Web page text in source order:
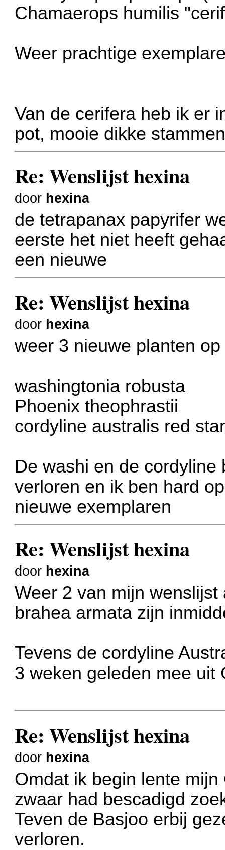
Chamaerops humilis
Weer prachtige
Van de cerifera heb ik er
pot, mooie dikke
Re: Wenslijst hexina
door hexina
de tetrapanax papyrifer
eerste het niet heeft
een nieuwe
Re: Wenslijst hexina
door hexina
weer 3 nieuwe planten
washingtonia robusta
Phoenix theophrastii
cordyline australis red
De washi en de
verloren en ik ben hard
nieuwe exemplaren
Re: Wenslijst hexina
door hexina
Weer 2 van mijn
brahea armata zijn
Tevens de cordyline
3 weken geleden mee uit
Re: Wenslijst hexina
door hexina
Omdat ik begin lente
zwaar had bescadigd
Teven de Basjoo erbij
verloren.